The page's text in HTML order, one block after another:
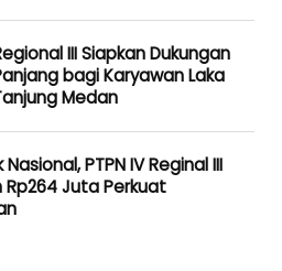
III Siapkan Dukungan
bagi Karyawan Laka
Medan
Nasional, PTPN IV Reginal III
Rp264 Juta Perkuat